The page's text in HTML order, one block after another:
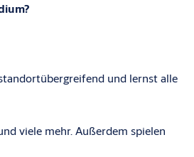
und lernst alle
viele mehr. Außerdem spielen